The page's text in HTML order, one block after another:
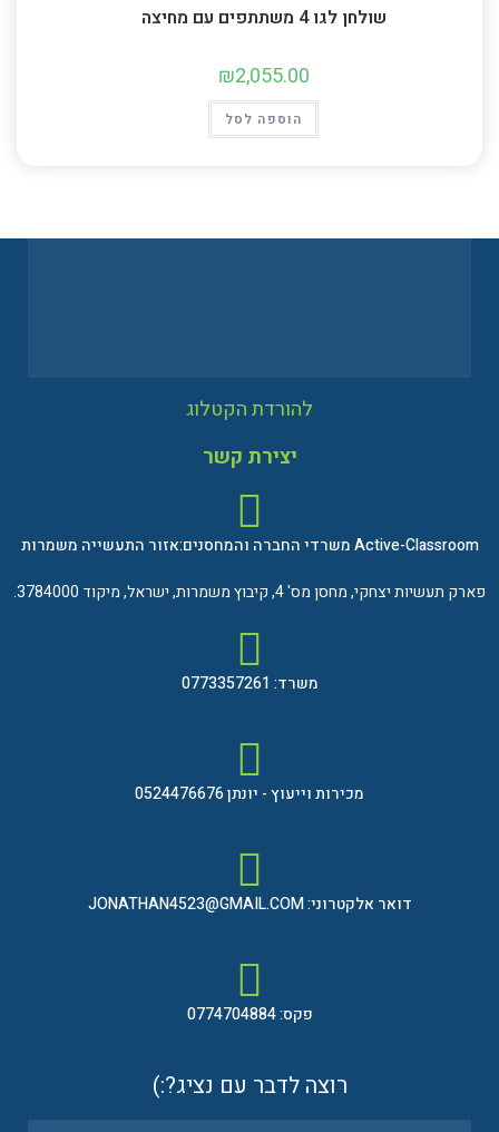
שולחן לגו 4 משתתפים עם מחיצה
₪2,055.00
הוספה לסל
להורדת הקטלוג
יצירת קשר
Active-Classroom משרדי החברה והמחסנים:אזור התעשייה משמרות
פארק תעשיות יצחקי, מחסן מס' 4, קיבוץ משמרות, ישראל, מיקוד 3784000.
משרד: 0773357261
מכירות וייעוץ - יונתן 0524476676
דואר אלקטרוני: JONATHAN4523@GMAIL.COM
פקס: 0774704884
רוצה לדבר עם נציג?:)